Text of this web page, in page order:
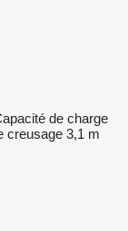
de charge
creusage 3,1 m